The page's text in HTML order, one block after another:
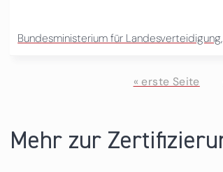
Bundesministerium für
« erste Seite
Mehr zur